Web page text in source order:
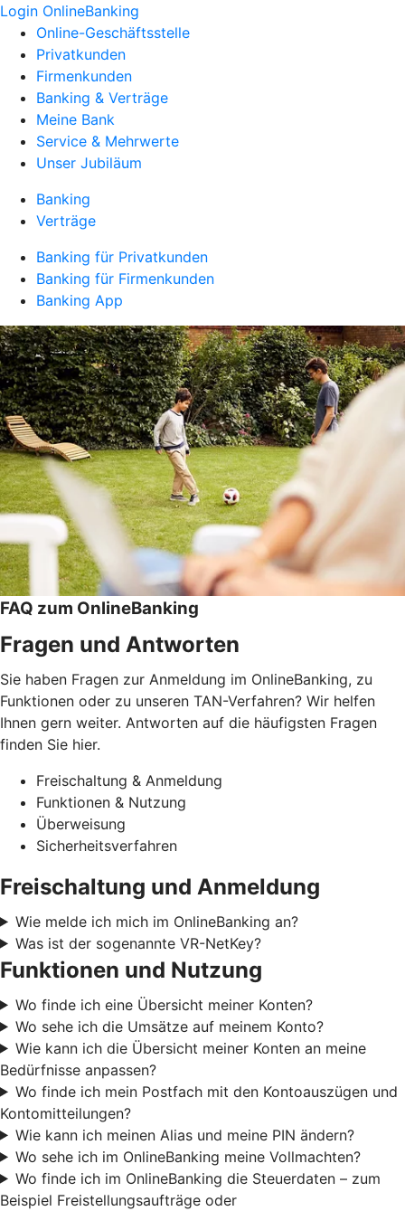
Login OnlineBanking
Online-Geschäftsstelle
Privatkunden
Firmenkunden
Banking & Verträge
Meine Bank
Service & Mehrwerte
Unser Jubiläum
Banking
Verträge
Banking für Privatkunden
Banking für Firmenkunden
Banking App
FAQ zum OnlineBanking
Fragen und Antworten
Sie haben Fragen zur Anmeldung im OnlineBanking, zu
Funktionen oder zu unseren TAN-Verfahren? Wir helfen
Ihnen gern weiter. Antworten auf die häufigsten Fragen
finden Sie hier.
Freischaltung & Anmeldung
Funktionen & Nutzung
Überweisung
Sicherheitsverfahren
Freischaltung und Anmeldung
Wie melde ich mich im OnlineBanking an?
Was ist der sogenannte VR-NetKey?
Funktionen und Nutzung
Wo finde ich eine Übersicht meiner Konten?
Wo sehe ich die Umsätze auf meinem Konto?
Wie kann ich die Übersicht meiner Konten an meine
Bedürfnisse anpassen?
Wo finde ich mein Postfach mit den Kontoauszügen und
Kontomitteilungen?
Wie kann ich meinen Alias und meine PIN ändern?
Wo sehe ich im OnlineBanking meine Vollmachten?
Wo finde ich im OnlineBanking die Steuerdaten – zum
Beispiel Freistellungsaufträge oder